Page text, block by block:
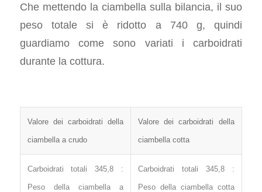
Che mettendo la ciambella sulla bilancia, il suo
peso totale si è ridotto a 740 g, quindi
guardiamo come sono variati i carboidrati
durante la cottura.
Valore dei carboidrati della
ciambella a crudo
Valore dei carboidrati della
ciambella cotta
Carboidrati totali 345,8 :
Peso della ciambella a
Carboidrati totali 345,8 :
Peso della ciambella cotta